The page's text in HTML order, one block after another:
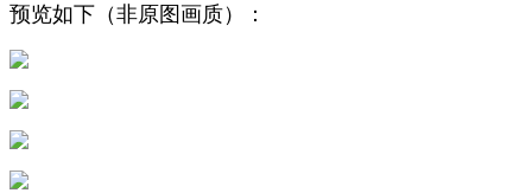
预览如下（非原图画质）：